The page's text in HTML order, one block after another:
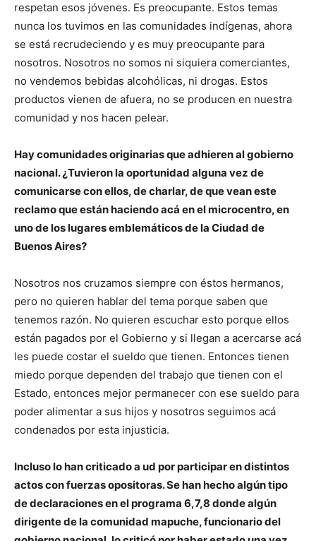
respetan esos jóvenes. Es preocupante. Estos temas
nunca los tuvimos en las comunidades indígenas, ahora
se está recrudeciendo y es muy preocupante para
nosotros. Nosotros no somos ni siquiera comerciantes,
no vendemos bebidas alcohólicas, ni drogas. Estos
productos vienen de afuera, no se producen en nuestra
comunidad y nos hacen pelear.
Hay comunidades originarias que adhieren al gobierno
nacional. ¿Tuvieron la oportunidad alguna vez de
comunicarse con ellos, de charlar, de que vean este
reclamo que están haciendo acá en el microcentro, en
uno de los lugares emblemáticos de la Ciudad de
Buenos Aires?
Nosotros nos cruzamos siempre con éstos hermanos,
pero no quieren hablar del tema porque saben que
tenemos razón. No quieren escuchar esto porque ellos
están pagados por el Gobierno y si llegan a acercarse acá
les puede costar el sueldo que tienen. Entonces tienen
miedo porque dependen del trabajo que tienen con el
Estado, entonces mejor permanecer con ese sueldo para
poder alimentar a sus hijos y nosotros seguimos acá
condenados por esta injusticia.
Incluso lo han criticado a ud por participar en distintos
actos con fuerzas opositoras. Se han hecho algún tipo
de declaraciones en el programa 6,7,8 donde algún
dirigente de la comunidad mapuche, funcionario del